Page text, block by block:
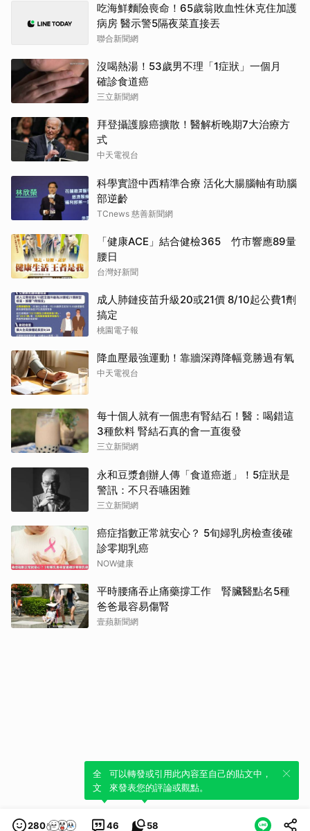
吃海鮮麵險喪命！65歲翁敗血性休克住加護
病房 醫示警5隔夜菜直接丟
聯合新聞網
沒喝熱湯！53歲男不理「1症狀」一個月
確診食道癌
三立新聞網
拜登攝護腺癌擴散！醫解析晚期7大治療方
式
中天電視台
科學實證中西精準合療 活化大腸腦軸有助腦
部逆齡
TCnews 慈善新聞網
「健康ACE」結合健檢365 竹市響應89量
腰日
台灣好新聞
成人肺鏈疫苗升級20或21價 8/10起公費1劑
搞定
桃園電子報
降血壓最強運動！靠牆深蹲降幅竟勝過有氧
中天電視台
每十個人就有一個患有腎結石！醫：喝錯這
3種飲料 腎結石真的會一直復發
三立新聞網
永和豆漿創辦人傳「食道癌逝」！5症狀是
警訊：不只吞嚥困難
三立新聞網
癌症指數正常就安心？ 5旬婦乳房檢查後確
診零期乳癌
NOW健康
平時腰痛吞止痛藥撐工作 腎臟醫點名5種
爸爸最容易傷腎
壹蘋新聞網
280 46
全新體驗！一鍵引用此內容，透過發布貼
文來輕鬆表達個人立場。
58
可以轉發或引用此內容至自己的貼文中，
來發表您的評論或觀點。